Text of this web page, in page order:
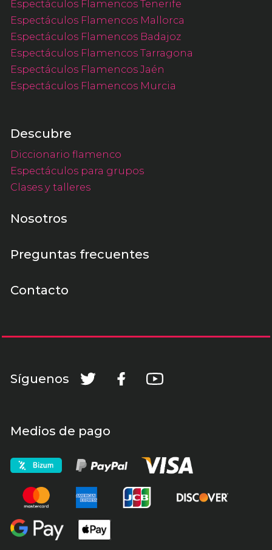
Espectáculos Flamencos Tenerife
Espectáculos Flamencos Mallorca
Espectáculos Flamencos Badajoz
Espectáculos Flamencos Tarragona
Espectáculos Flamencos Jaén
Espectáculos Flamencos Murcia
Descubre
Diccionario flamenco
Espectáculos para grupos
Clases y talleres
Nosotros
Preguntas frecuentes
Contacto
Síguenos
Medios de pago